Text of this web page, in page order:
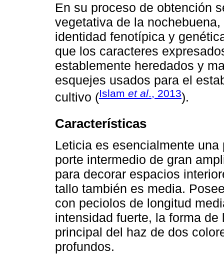
En su proceso de obtención
vegetativa de la
identidad fenotípica y
que los caracteres
establemente heredados y
esquejes usados para el
cultivo (Islam et al., 2013).
Características
Leticia es esencialmente
porte intermedio de gran
para decorar espacios
tallo también es media.
con peciolos de longitud
intensidad fuerte, la forma
principal del haz de dos
profundos.